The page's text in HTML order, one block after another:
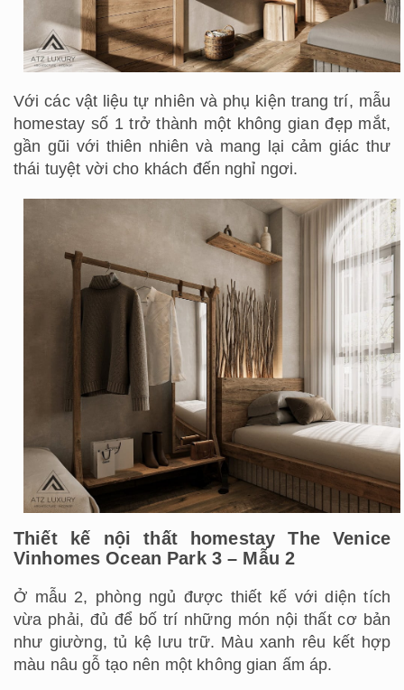
Với các vật liệu tự nhiên và phụ kiện trang trí, mẫu
homestay số 1 trở thành một không gian đẹp mắt,
gần gũi với thiên nhiên và mang lại cảm giác thư
thái tuyệt vời cho khách đến nghỉ ngơi.
Thiết kế nội thất homestay The Venice
Vinhomes Ocean Park 3 – Mẫu 2
Ở mẫu 2, phòng ngủ được thiết kế với diện tích
vừa phải, đủ để bố trí những món nội thất cơ bản
như giường, tủ kệ lưu trữ. Màu xanh rêu kết hợp
màu nâu gỗ tạo nên một không gian ấm áp.